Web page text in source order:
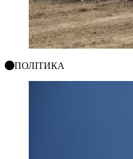
ПОЛІТИКА